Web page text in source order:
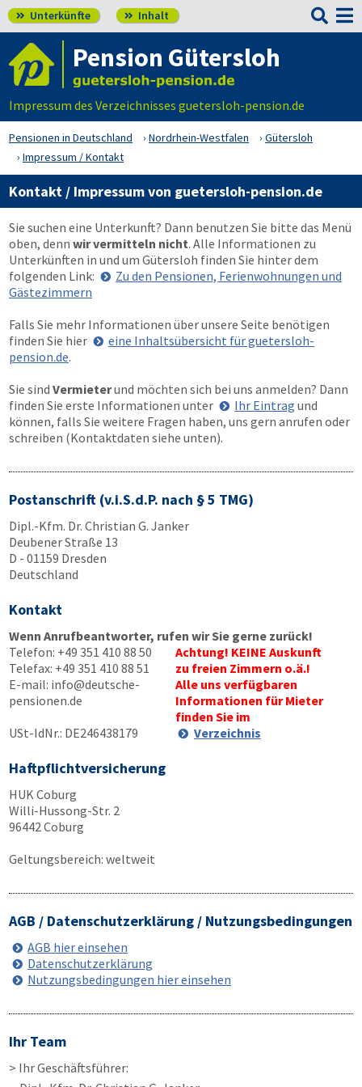
 Unterkünfte  Inhalt 
Pension Gütersloh
Impressum des Verzeichnisses guetersloh-pension.de
Pensionen in Deutschland Nordrhein-Westfalen
Gütersloh
Impressum / Kontakt
Kontakt / Impressum von guetersloh-pension.de
Sie suchen eine Unterkunft? Dann benutzen Sie bitte das Menü
oben, denn wir vermitteln nicht. Alle Informationen zu
Unterkünften in und um Gütersloh finden Sie hinter dem
folgenden Link:
Zu den Pensionen, Ferienwohnungen und
Gästezimmern
Falls Sie mehr Informationen über unsere Seite benötigen
finden Sie hier
eine Inhaltsübersicht für guetersloh-
pension.de.
Sie sind Vermieterund möchten sich bei uns anmelden? Dann
finden Sie erste Informationen unter
Ihr Eintrag und
können, falls Sie weitere Fragen haben, uns gern anrufen oder
schreiben (Kontaktdaten siehe unten).
Postanschrift (v.i.S.d.P. nach § 5 TMG)
Dipl.-Kfm. Dr. Christian G. Janker
Deubener Straße 13
D - 01159 Dresden
Deutschland
Kontakt
Wenn Anrufbeantworter, rufen wir Sie gerne zurück!
Telefon: +49 351 410 88 50
Telefax: +49 351 410 88 51
E-mail: info@deutsche-
pensionen.de
USt-IdNr.: DE246438179
Achtung! KEINE Auskunft
zu freien Zimmern o.ä.!
Alle uns verfügbaren
Informationen für Mieter
finden Sie im
Verzeichnis
Haftpflichtversicherung
HUK Coburg
Willi-Hussong-Str. 2
96442 Coburg
Geltungsbereich: weltweit
AGB / Datenschutzerklärung / Nutzungsbedingungen
AGB hier einsehen
Datenschutzerklärung
Nutzungsbedingungen hier einsehen
Ihr Team
> Ihr Geschäftsführer: